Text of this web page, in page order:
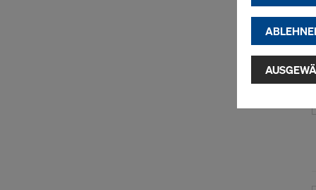
Indem Sie
USA
hierauf.